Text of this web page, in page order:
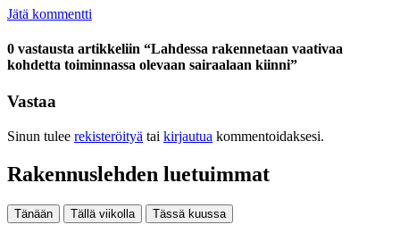
Jätä kommentti
0 vastausta artikkeliin “Lahdessa rakennetaan vaativaa
kohdetta toiminnassa olevaan sairaalaan kiinni”
Vastaa
Sinun tulee rekisteröityä tai kirjautua kommentoidaksesi.
Rakennuslehden luetuimmat
Tänään Tällä viikolla Tässä kuussa